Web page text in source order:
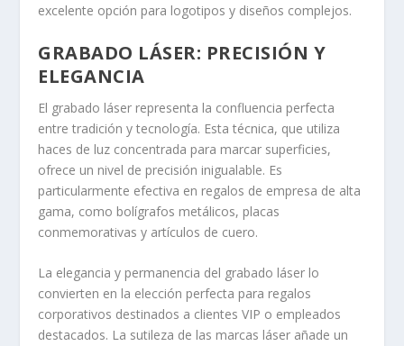
excelente opción para logotipos y diseños complejos.
GRABADO LÁSER: PRECISIÓN Y
ELEGANCIA
El grabado láser representa la confluencia perfecta
entre tradición y tecnología. Esta técnica, que utiliza
haces de luz concentrada para marcar superficies,
ofrece un nivel de precisión inigualable. Es
particularmente efectiva en regalos de empresa de alta
gama, como bolígrafos metálicos, placas
conmemorativas y artículos de cuero.
La elegancia y permanencia del grabado láser lo
convierten en la elección perfecta para regalos
corporativos destinados a clientes VIP o empleados
destacados. La sutileza de las marcas láser añade un